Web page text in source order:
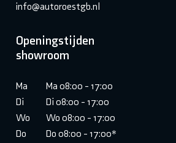
info@autoroestgb.nl
Openingstijden
showroom
Ma
Ma 08:00 - 17:00
Di
Di 08:00 - 17:00
Wo
Wo 08:00 - 17:00
Do
Do 08:00 - 17:00*